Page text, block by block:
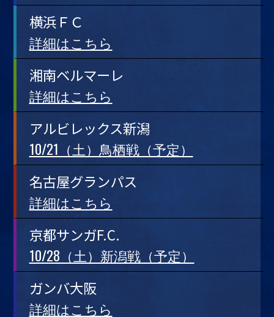
横浜ＦＣ
詳細はこちら
湘南ベルマーレ
詳細はこちら
アルビレックス新潟
10/21（土）鳥栖戦（予定）
名古屋グランパス
詳細はこちら
京都サンガF.C.
10/28（土）新潟戦（予定）
ガンバ大阪
詳細はこちら